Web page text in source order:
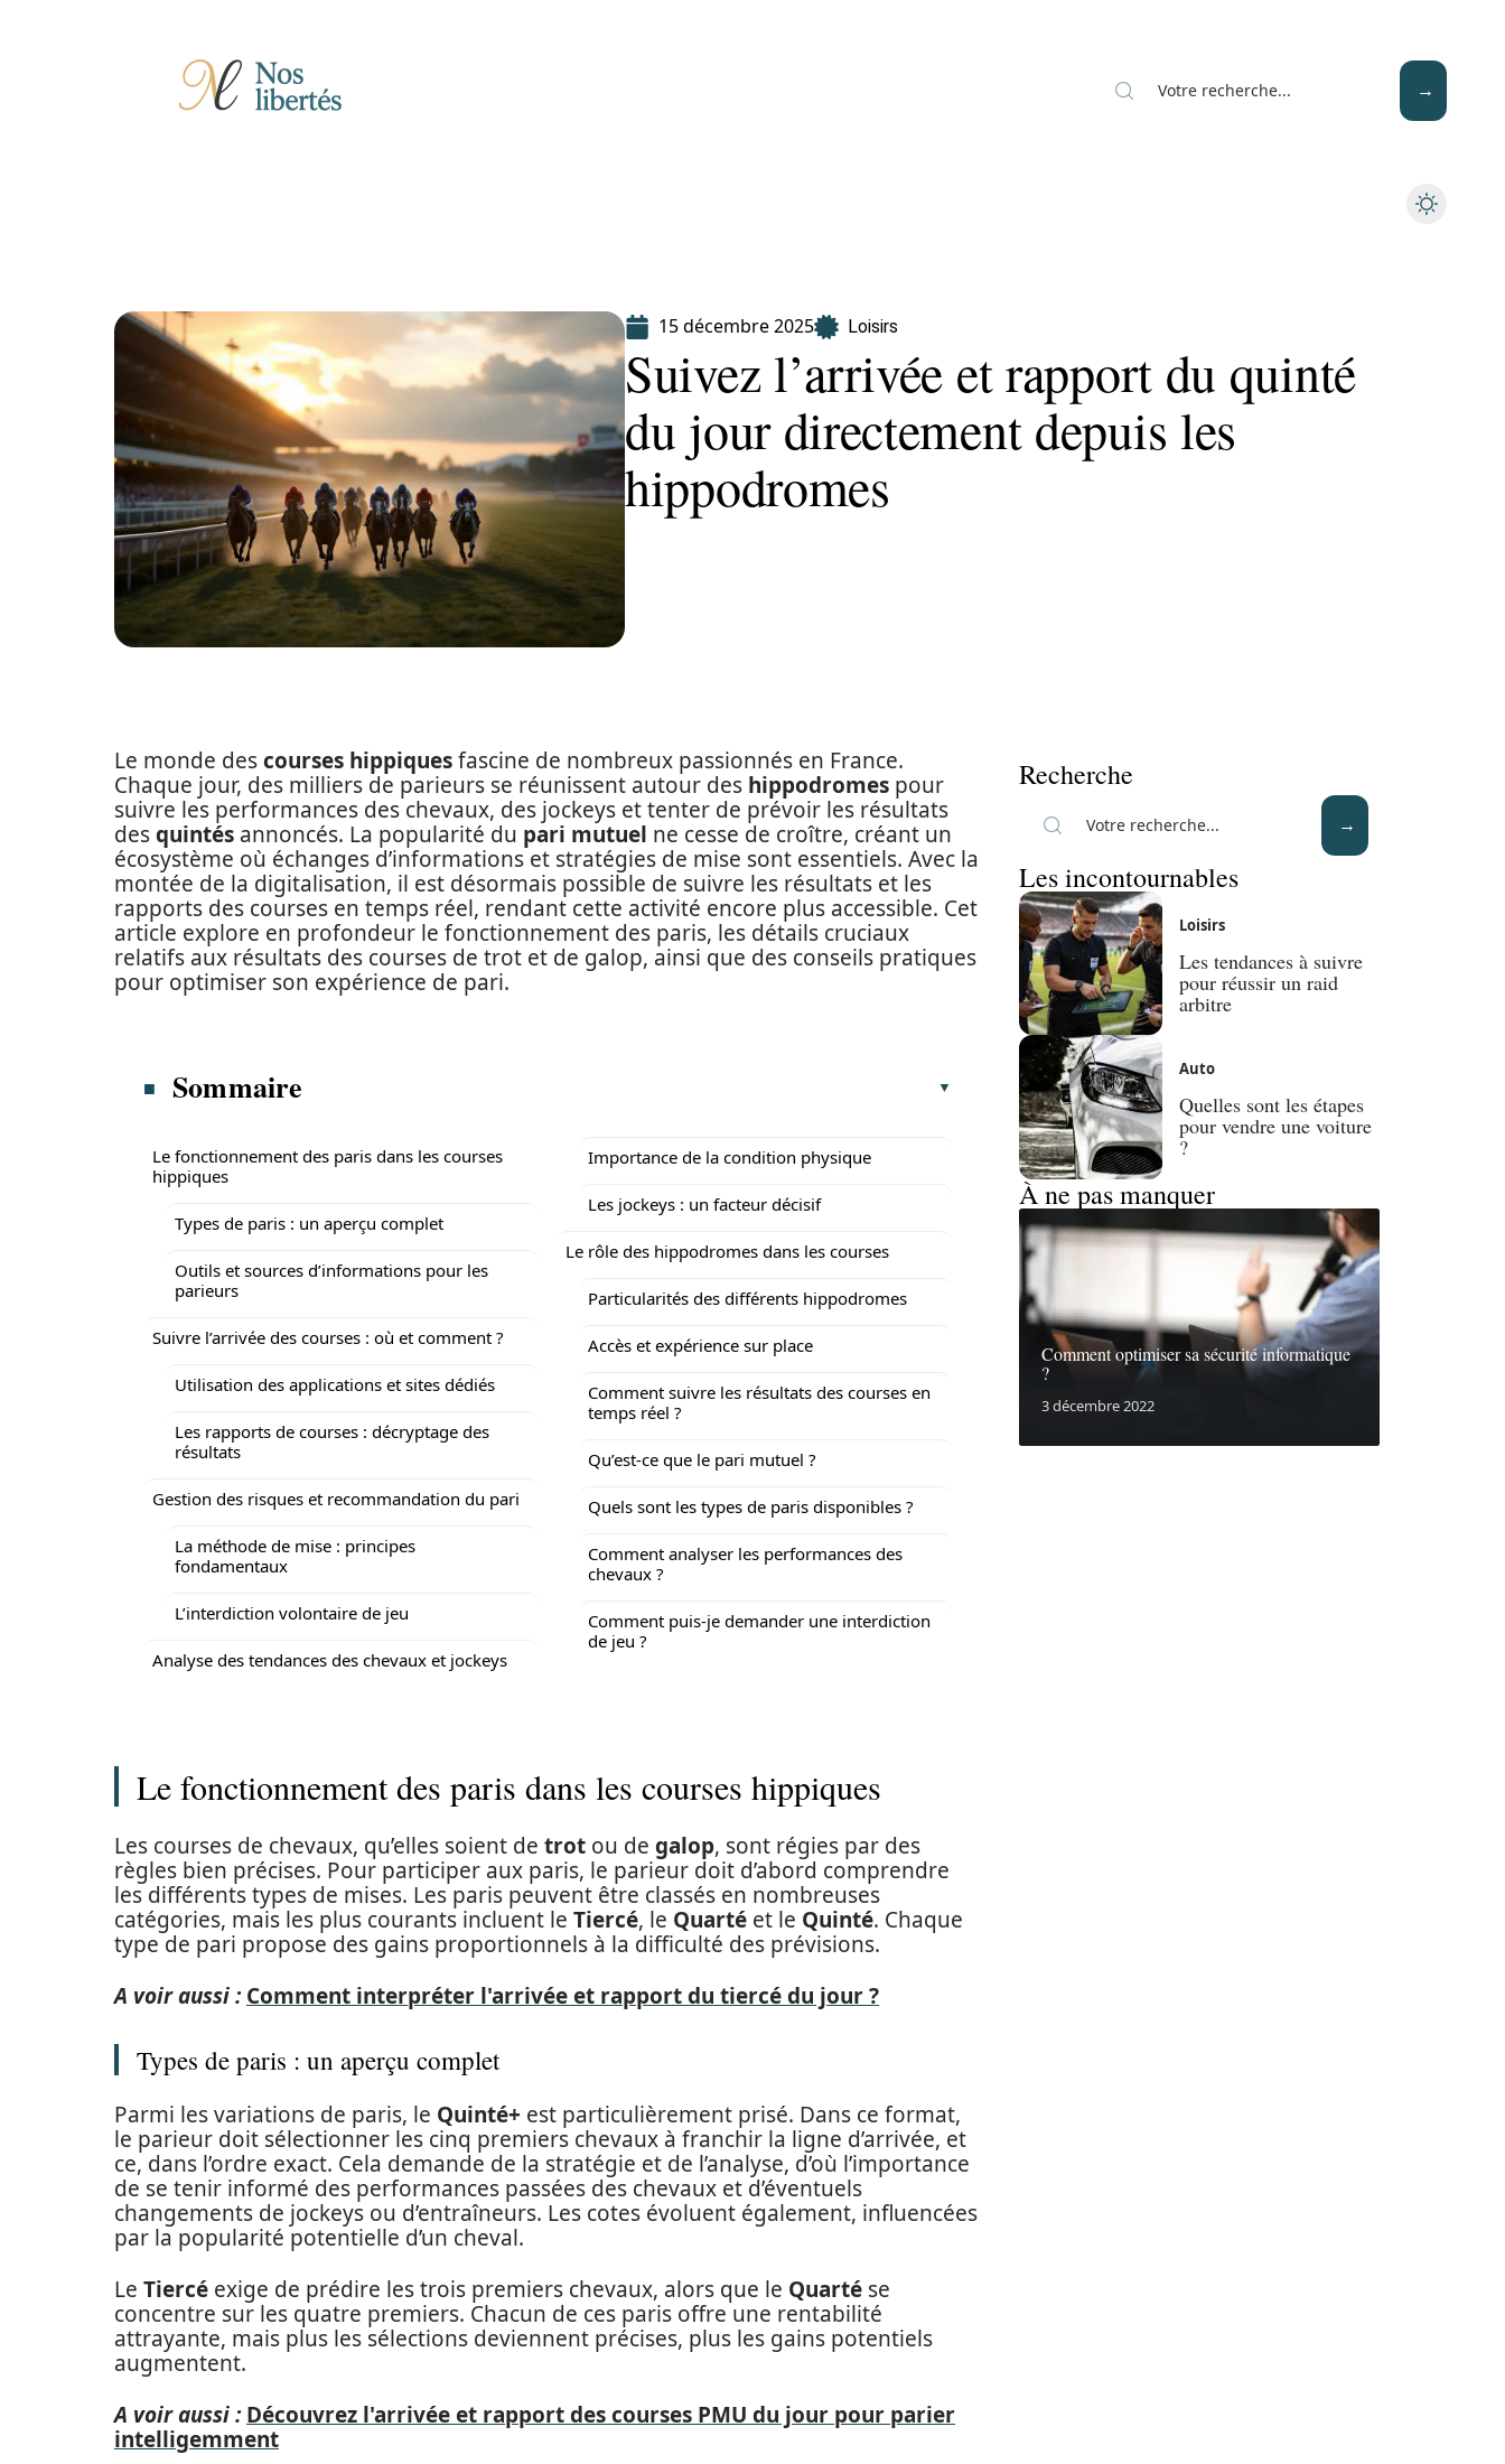
15 décembre 2025 Loisirs
Suivez l’arrivée et rapport du quinté
du jour directement depuis les
hippodromes
Le monde descourses hippiquesfascine de nombreux passionnés en France.
Chaque jour, des milliers de parieurs se réunissent autour des hippodromes pour
suivre les performances des chevaux, des jockeys et tenter de prévoir les résultats
desquintés annoncés. La popularité du pari mutuel ne cesse de croître, créant un
écosystème où échanges d’informations et stratégies de mise sont essentiels. Avec la
montée de la digitalisation, il est désormais possible de suivre les résultats et les
rapports des courses en temps réel, rendant cette activité encore plus accessible. Cet
article explore en profondeur le fonctionnement des paris, les détails cruciaux
relatifs aux résultats des courses de trot et de galop, ainsi que des conseils pratiques
pour optimiser son expérience de pari.
Sommaire
Le fonctionnement des paris dans les courses
hippiques
Types de paris : un aperçu complet
Outils et sources d’informations pour les
parieurs
Suivre l’arrivée des courses : où et comment ?
Utilisation des applications et sites dédiés
Les rapports de courses : décryptage des
résultats
Gestion des risques et recommandation du pari
La méthode de mise : principes
fondamentaux
L’interdiction volontaire de jeu
Analyse des tendances des chevaux et jockeys
Importance de la condition physique
Les jockeys : un facteur décisif
Le rôle des hippodromes dans les courses
Particularités des différents hippodromes
Accès et expérience sur place
Comment suivre les résultats des courses en
temps réel ?
Qu’est-ce que le pari mutuel ?
Quels sont les types de paris disponibles ?
Comment analyser les performances des
chevaux ?
Comment puis-je demander une interdiction
de jeu ?
Le fonctionnement des paris dans les courses hippiques
Les courses de chevaux, qu’elles soient de trot ou de galop, sont régies par des
règles bien précises. Pour participer aux paris, le parieur doit d’abord comprendre
les différents types de mises. Les paris peuvent être classés en nombreuses
catégories, mais les plus courants incluent le Tiercé, le Quarté et le Quinté. Chaque
type de pari propose des gains proportionnels à la difficulté des prévisions.
A voir aussi : Comment interpréter l'arrivée et rapport du tiercé du jour ?
Types de paris : un aperçu complet
Parmi les variations de paris, le Quinté+ est particulièrement prisé. Dans ce format,
le parieur doit sélectionner les cinq premiers chevaux à franchir la ligne d’arrivée, et
ce, dans l’ordre exact. Cela demande de la stratégie et de l’analyse, d’où l’importance
de se tenir informé des performances passées des chevaux et d’éventuels
changements de jockeys ou d’entraîneurs. Les cotes évoluent également, influencées
par la popularité potentielle d’un cheval.
Le Tiercé exige de prédire les trois premiers chevaux, alors que le Quarté se
concentre sur les quatre premiers. Chacun de ces paris offre une rentabilité
attrayante, mais plus les sélections deviennent précises, plus les gains potentiels
augmentent.
A voir aussi : Découvrez l'arrivée et rapport des courses PMU du jour pour parier
intelligemment
Recherche
Les incontournables
Loisirs
Les tendances à suivre
pour réussir un raid
arbitre
Auto
Quelles sont les étapes
pour vendre une voiture
?
À ne pas manquer
Comment optimiser sa sécurité informatique
?
3 décembre 2022